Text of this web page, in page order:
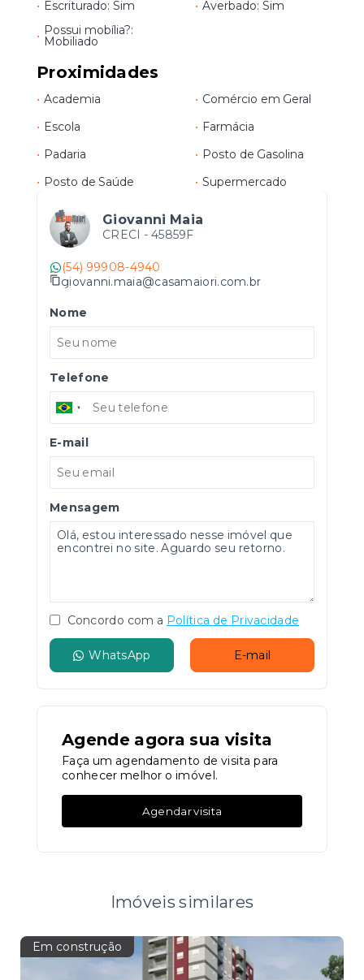
• Escriturado: Sim • Averbado: Sim
• Possui mobília?:
Mobiliado
Proximidades
• Academia • Comércio em Geral
• Escola • Farmácia
• Padaria • Posto de Gasolina
• Posto de Saúde • Supermercado
Giovanni Maia
CRECI - 45859F
(54) 99908-4940
giovanni.maia@casamaiori.com.br
Nome
Telefone
E-mail
Mensagem
Concordo com a Política de Privacidade
WhatsApp E-mail
Agende agora sua visita
Faça um agendamento de visita para
conhecer melhor o imóvel.
Agendar visita
Imóveis similares
Em construção